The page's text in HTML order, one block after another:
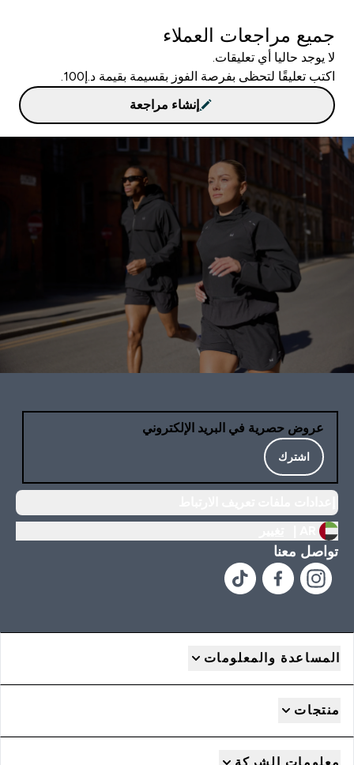
جميع مراجعات العملاء
لا يوجد حاليا أي تعليقات.
اكتب تعليقًا لتحظى بفرصة الفوز بقسيمة بقيمة د.إ100.
إنشاء مراجعة
عروض حصرية في البريد الإلكتروني
اشترك
تواصل معنا
المساعدة والمعلومات
منتجات
معلومات الشركة